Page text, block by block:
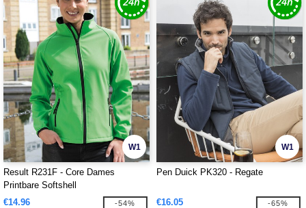
W1
Result R231F - Core Dames
Printbare Softshell
€14.96
-54%
W1
Pen Duick PK320 - Regate
€16.05 -65%